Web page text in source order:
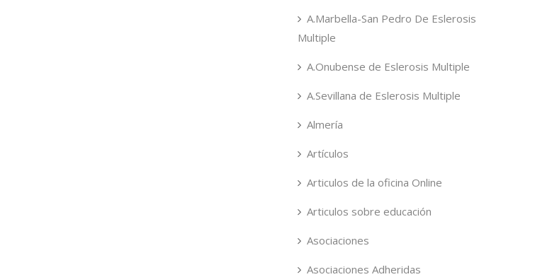
A.Marbella-San Pedro De Eslerosis
Multiple
A.Onubense de Eslerosis Multiple
A.Sevillana de Eslerosis Multiple
Almería
Artículos
Articulos de la oficina Online
Articulos sobre educación
Asociaciones
Asociaciones Adheridas